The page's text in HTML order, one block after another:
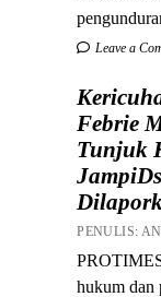
Leave a
Febrie
Tunjuk
PENULIS:
hukum dan